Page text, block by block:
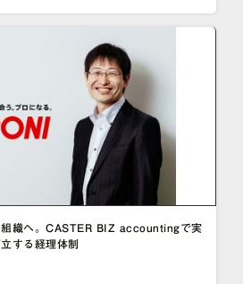
組織へ。CASTER BIZ accountingで実
する経理体制